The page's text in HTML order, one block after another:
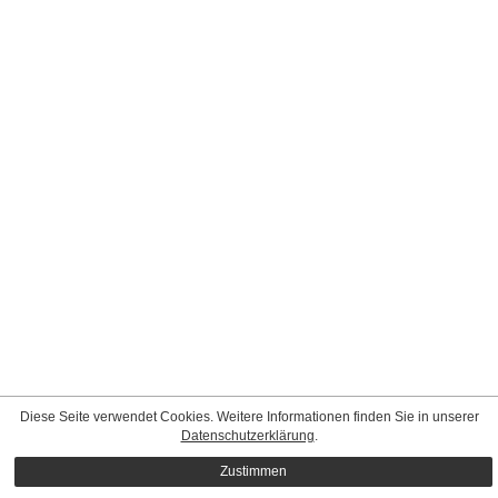
Diese Seite verwendet Cookies. Weitere Informationen finden Sie in unserer
Datenschutzerklärung.
Zustimmen